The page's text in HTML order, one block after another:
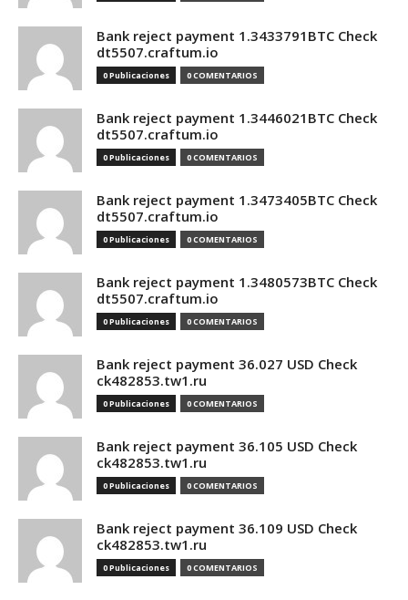
Bank reject payment 1.3433791BTC Check
dt5507.craftum.io
0 Publicaciones 0 COMENTARIOS
Bank reject payment 1.3446021BTC Check
dt5507.craftum.io
0 Publicaciones 0 COMENTARIOS
Bank reject payment 1.3473405BTC Check
dt5507.craftum.io
0 Publicaciones 0 COMENTARIOS
Bank reject payment 1.3480573BTC Check
dt5507.craftum.io
0 Publicaciones 0 COMENTARIOS
Bank reject payment 36.027 USD Check
ck482853.tw1.ru
0 Publicaciones 0 COMENTARIOS
Bank reject payment 36.105 USD Check
ck482853.tw1.ru
0 Publicaciones 0 COMENTARIOS
Bank reject payment 36.109 USD Check
ck482853.tw1.ru
0 Publicaciones 0 COMENTARIOS